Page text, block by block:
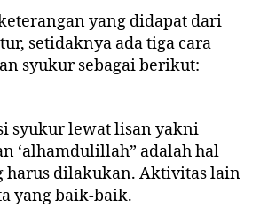
yang didapat dari
setidaknya ada tiga cara
syukur sebagai berikut:
syukur lewat lisan yakni
‘alhamdulillah” adalah hal
harus dilakukan. Aktivitas lain
yang baik-baik.